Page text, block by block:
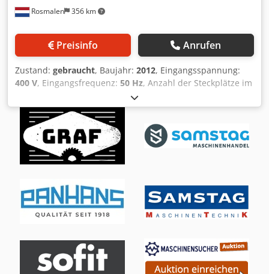
Rosmalen 356 km
Preisinfo Anrufen
Zustand: gebraucht, Baujahr: 2012, Eingangsspannung:
400 V, Eingangsfrequenz: 50 Hz, Anzahl der Steckplätze im
, Ausstattung:
Biesse Klever 1836 G FT CNC-Bearbeitungszentrum
Codpfxjzqt Ero Acgsha Beschreibung (Trotz größter
Sorgfalt behalten wir uns Änderungen, Irrtümer in
technischen Daten, Preisen und allen Angaben
(Tipp-)Fehler vorbehalten. Für gedruckte Daten
vorbehaltlich Zwischenverkauf.) Preise zzgl.
Anzeigenkosten MachineSeeker / Preise exkl.
Inserierungskosten MaschinenSucher Die besten